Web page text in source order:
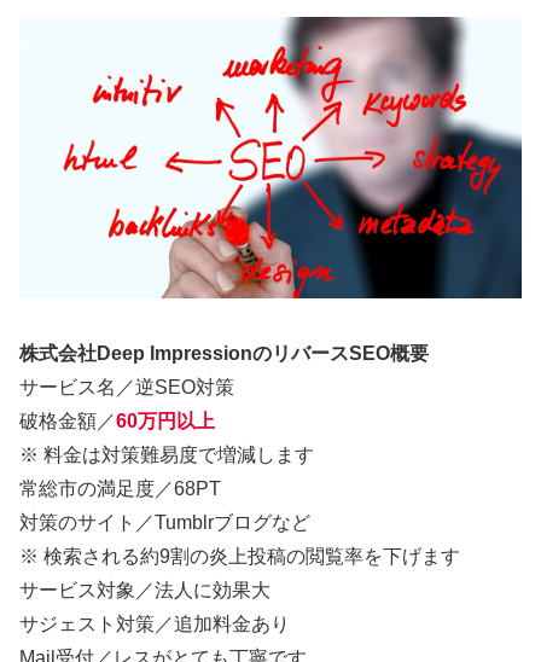
株式会社Deep ImpressionのリバースSEO概要
サービス名／逆SEO対策
破格金額／60万円以上
※ 料金は対策難易度で増減します
常総市の満足度／68PT
対策のサイト／Tumblrブログなど
※ 検索される約9割の炎上投稿の閲覧率を下げます
サービス対象／法人に効果大
サジェスト対策／追加料金あり
Mail受付／レスがとても丁寧です